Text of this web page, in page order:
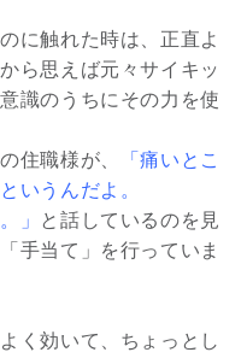
に触れた時は、正直よ
ら思えば元々サイキッ
識のうちにその力を使
住職様が、
「痛いとこ
いうんだよ。
」 と話しているのを見
手当て」を行っていま
く効いて、ちょっとし